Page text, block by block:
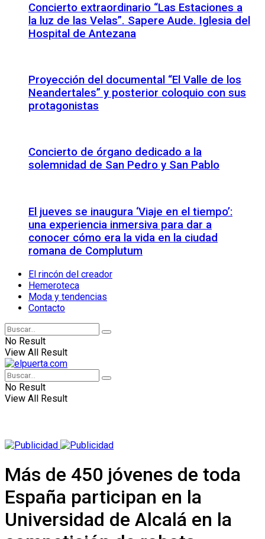
Concierto extraordinario “Las Estaciones a
la luz de las Velas”. Sapere Aude. Iglesia del
Hospital de Antezana
Proyección del documental “El Valle de los
Neandertales” y posterior coloquio con sus
protagonistas
Concierto de órgano dedicado a la
solemnidad de San Pedro y San Pablo
El jueves se inaugura ‘Viaje en el tiempo’:
una experiencia inmersiva para dar a
conocer cómo era la vida en la ciudad
romana de Complutum
El rincón del creador
Hemeroteca
Moda y tendencias
Contacto
No Result
View All Result
No Result
View All Result
Más de 450 jóvenes de toda
España participan en la
Universidad de Alcalá en la